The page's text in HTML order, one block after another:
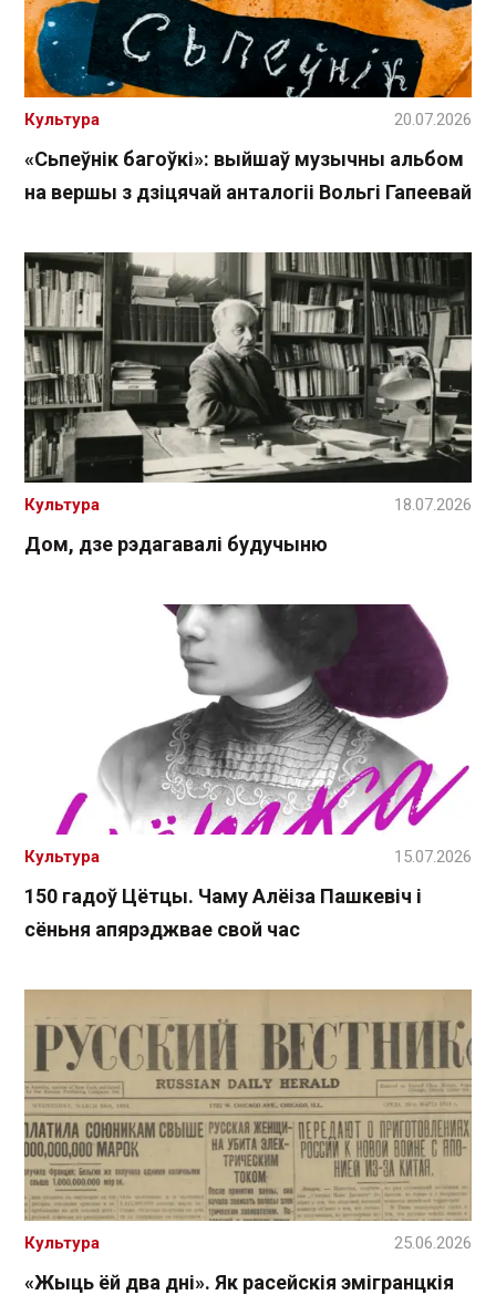
«Сьпеўнік багоўкі»: выйшаў музычны альбом
на вершы з дзіцячай анталогіі Вольгі Гапеевай
Культура 20.07.2026
Дом, дзе рэдагавалі будучыню
Культура 18.07.2026
150 гадоў Цётцы. Чаму Алёіза Пашкевіч і
сёньня апярэджвае свой час
Культура 15.07.2026
«Жыць ёй два дні». Як расейскія эмігранцкія
Культура 25.06.2026